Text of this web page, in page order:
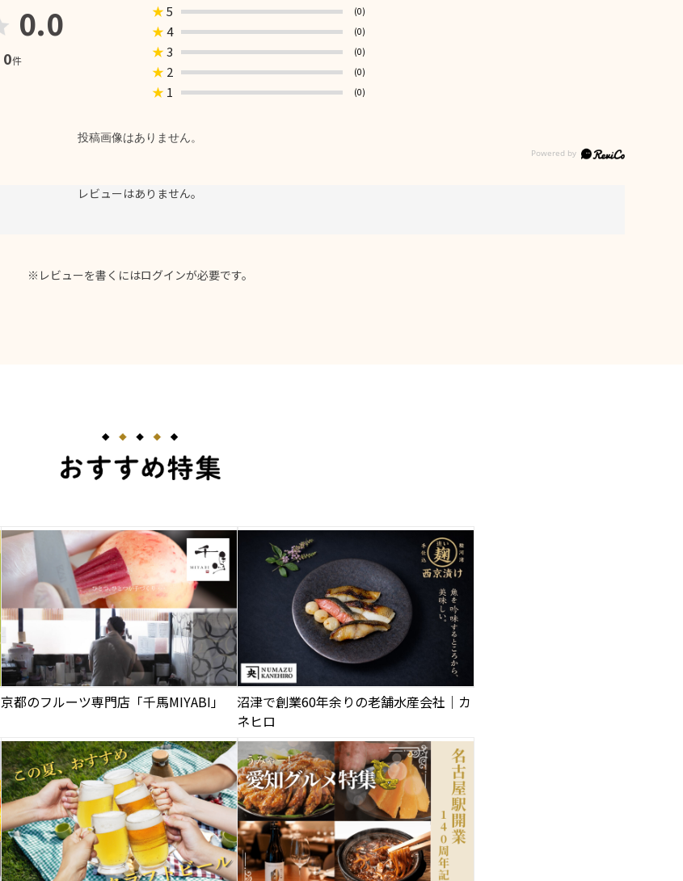
0.0
0件
★5 (0)
★4 (0)
★3 (0)
★ 2 (0)
★ 1 (0)
投稿画像はありません。
レビューはありません。
※レビューを書くにはログインが必要です。
京都のフルーツ専門店「千馬MIYABI」
沼津で創業60年余りの老舗水産会社｜カ
ネヒロ